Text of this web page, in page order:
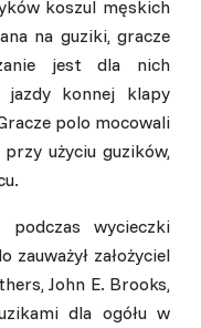
koszul męskich
na guziki, gracze
jest dla nich
jazdy konnej klapy
polo mocowali
użyciu guzików,
wycieczki
założyciel
John E. Brooks,
dla ogółu w